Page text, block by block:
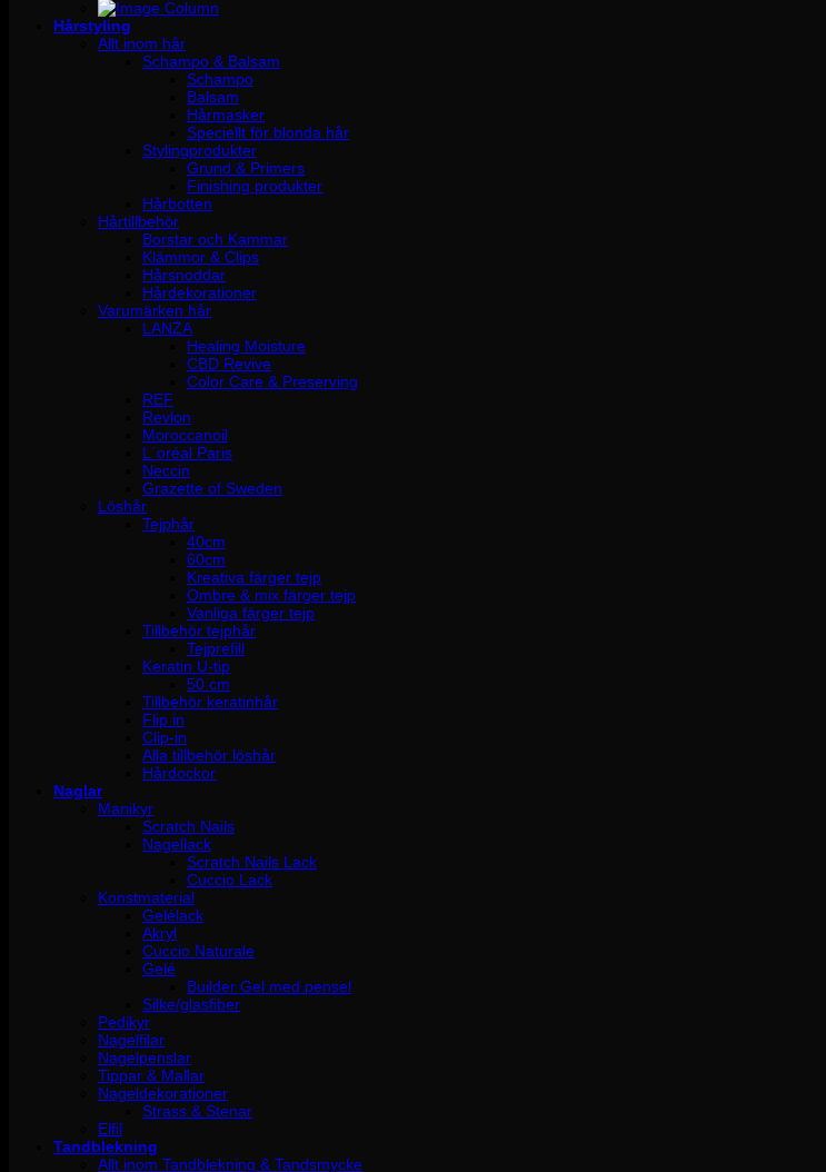
Hårstyling
Allt inom hår
Schampo & Balsam
Schampo
Balsam
Hårmasker
Speciellt för blonda hår
Stylingprodukter
Grund & Primers
Finishing produkter
Hårbotten
Hårtillbehör
Borstar och Kammar
Klämmor & Clips
Hårsnoddar
Hårdekorationer
Varumärken hår
LANZA
Healing Moisture
CBD Revive
Color Care & Preserving
REF
Revlon
Moroccanoil
L´oréal Paris
Neccin
Grazette of Sweden
Löshår
Tejphår
40cm
60cm
Kreativa färger tejp
Ombre & mix färger tejp
Vanliga färger tejp
Tillbehör tejphår
Tejprefill
Keratin U-tip
50 cm
Tillbehör keratinhår
Flip in
Clip-in
Alla tillbehör löshår
Hårdockor
Naglar
Manikyr
Scratch Nails
Nagellack
Scratch Nails Lack
Cuccio Lack
Konstmaterial
Gelélack
Akryl
Cuccio Naturale
Gelé
Builder Gel med pensel
Silke/glasfiber
Pedikyr
Nagelfilar
Nagelpenslar
Tippar & Mallar
Nageldekorationer
Strass & Stenar
Elfil
Tandblekning
Allt inom Tandblekning & Tandsmycke